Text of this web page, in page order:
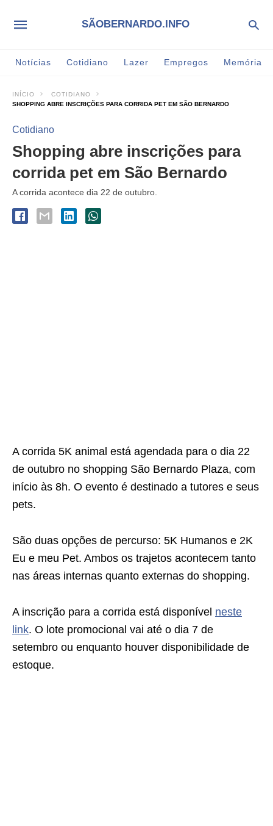
SÃOBERNARDO.INFO
Notícias Cotidiano Lazer Empregos Memória
INÍCIO
COTIDIANO
SHOPPING ABRE INSCRIÇÕES PARA CORRIDA PET EM SÃO BERNARDO
Cotidiano
Shopping abre inscrições para
corrida pet em São Bernardo
A corrida acontece dia 22 de outubro.
A corrida 5K animal está agendada para o dia 22
de outubro no shopping São Bernardo Plaza, com
início às 8h. O evento é destinado a tutores e seus
pets.
São duas opções de percurso: 5K Humanos e 2K
Eu e meu Pet. Ambos os trajetos acontecem tanto
nas áreas internas quanto externas do shopping.
A inscrição para a corrida está disponível neste
link. O lote promocional vai até o dia 7 de
setembro ou enquanto houver disponibilidade de
estoque.